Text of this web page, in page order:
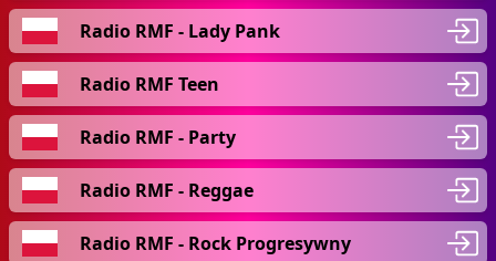
Radio RMF - Lady Pank
Radio RMF Teen
Radio RMF - Party
Radio RMF - Reggae
Radio RMF - Rock Progresywny